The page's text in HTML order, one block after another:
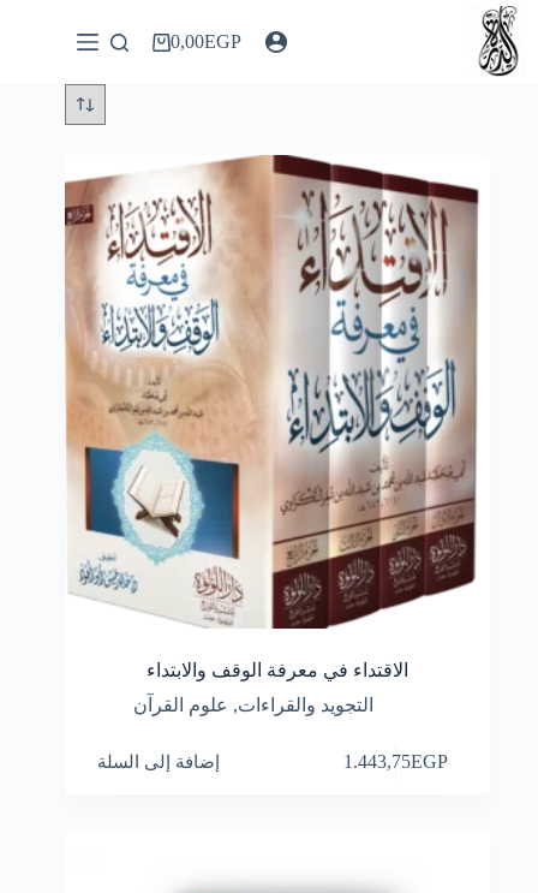
التجاوز
المحتوى
0,00EGP
الاقتداء في معرفة الوقف والابتداء
التجويد والقراءات, علوم القرآن
1.443,75EGP إضافة إلى السلة